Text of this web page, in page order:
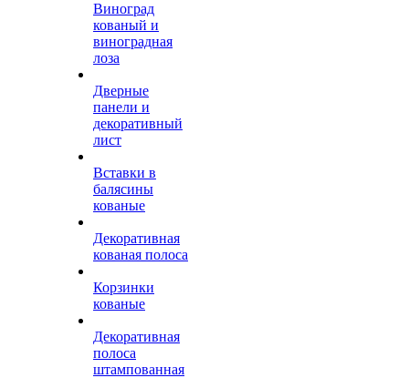
Виноград
кованый и
виноградная
лоза
Дверные
панели и
декоративный
лист
Вставки в
балясины
кованые
Декоративная
кованая полоса
Корзинки
кованые
Декоративная
полоса
штампованная